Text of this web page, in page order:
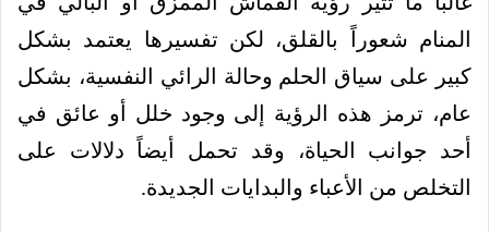
المنام شعوراً بالقلق، لكن تفسيرها يعتمد بشكل
كبير على سياق الحلم وحالة الرائي النفسية، بشكل
عام، ترمز هذه الرؤية إلى وجود خلل أو عائق في
أحد جوانب الحياة، وقد تحمل أيضاً دلالات على
التخلص من الأعباء والبدايات الجديدة.